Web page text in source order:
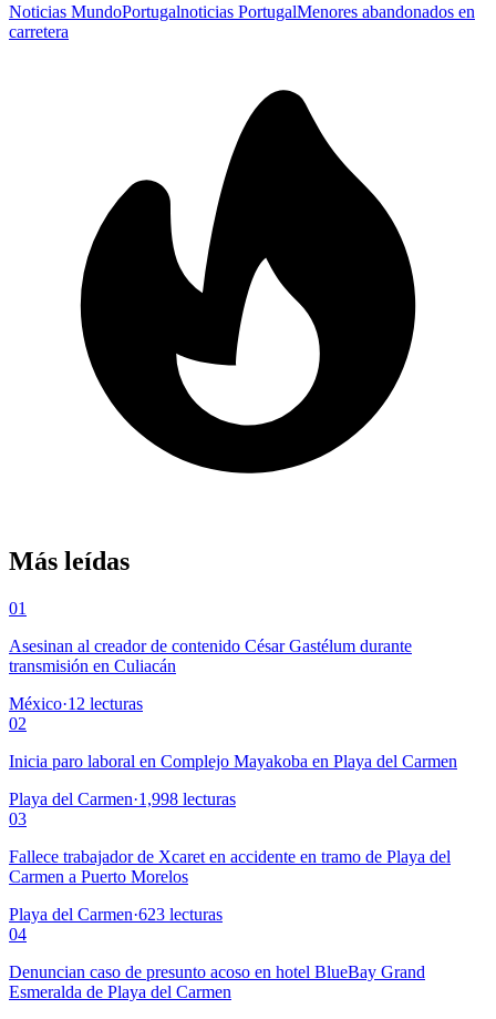
Noticias MundoPortugalnoticias PortugalMenores abandonados en
carretera
Más leídas
01
Asesinan al creador de contenido César Gastélum durante
transmisión en Culiacán
México·12 lecturas
02
Inicia paro laboral en Complejo Mayakoba en Playa del Carmen
Playa del Carmen·1,998 lecturas
03
Fallece trabajador de Xcaret en accidente en tramo de Playa del
Carmen a Puerto Morelos
Playa del Carmen·623 lecturas
04
Denuncian caso de presunto acoso en hotel BlueBay Grand
Esmeralda de Playa del Carmen